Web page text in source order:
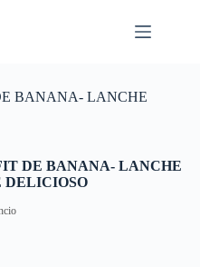
BANANA- LANCHE
DE BANANA- LANCHE
DELICIOSO